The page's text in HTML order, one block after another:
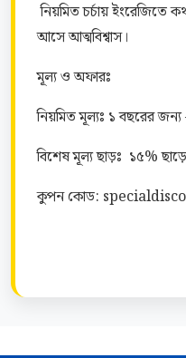
নিয়মিত চর্চায় ইংরেজিতে
আসে আত্মবিশ্বাস।
মূল্য ও অফারঃ
নিয়মিত মূল্যঃ ১ বছরের
বিশেষ মূল্য ছাড়ঃ  ১৫%
কুপন কোড: